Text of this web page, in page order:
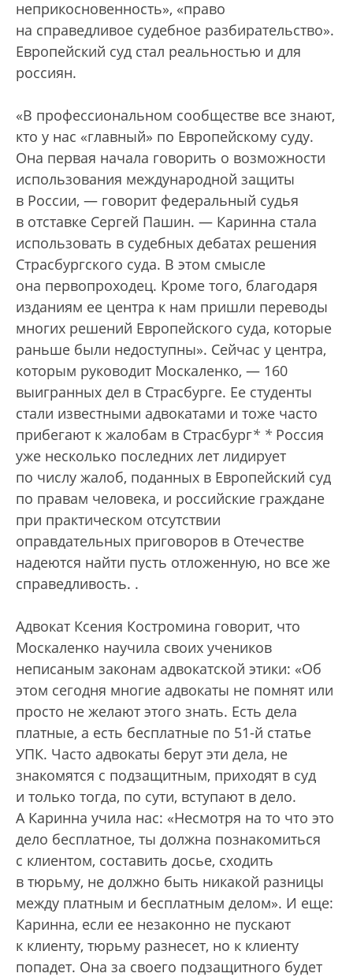
неприкосновенность», «право
на справедливое судебное разбирательство».
Европейский суд стал реальностью и для
россиян.
«В профессиональном сообществе все знают,
кто у нас «главный» по Европейскому суду.
Она первая начала говорить о возможности
использования международной защиты
в России, — говорит федеральный судья
в отставке Сергей Пашин. — Каринна стала
использовать в судебных дебатах решения
Страсбургского суда. В этом смысле
она первопроходец. Кроме того, благодаря
изданиям ее центра к нам пришли переводы
многих решений Европейского суда, которые
раньше были недоступны». Сейчас у центра,
которым руководит Москаленко, — 160
выигранных дел в Страсбурге. Ее студенты
стали известными адвокатами и тоже часто
прибегают к жалобам в Страсбург* * Россия
уже несколько последних лет лидирует
по числу жалоб, поданных в Европейский суд
по правам человека, и российские граждане
при практическом отсутствии
оправдательных приговоров в Отечестве
надеются найти пусть отложенную, но все же
справедливость. .
Адвокат Ксения Костромина говорит, что
Москаленко научила своих учеников
неписаным законам адвокатской этики: «Об
этом сегодня многие адвокаты не помнят или
просто не желают этого знать. Есть дела
платные, а есть бесплатные по 51-й статье
УПК. Часто адвокаты берут эти дела, не
знакомятся с подзащитным, приходят в суд
и только тогда, по сути, вступают в дело.
А Каринна учила нас: «Несмотря на то что это
дело бесплатное, ты должна познакомиться
с клиентом, составить досье, сходить
в тюрьму, не должно быть никакой разницы
между платным и бесплатным делом». И еще:
Каринна, если ее незаконно не пускают
к клиенту, тюрьму разнесет, но к клиенту
попадет. Она за своего подзащитного будет